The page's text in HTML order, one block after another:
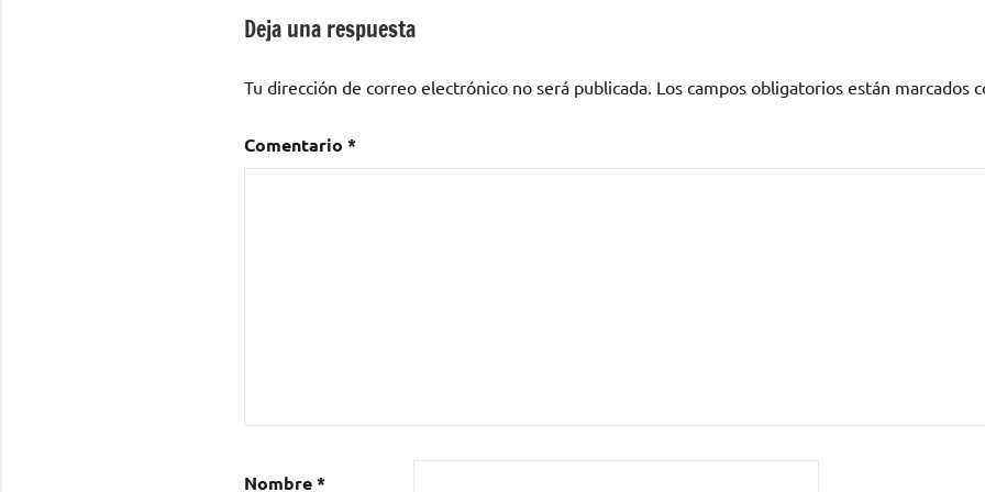
entradas
Deja una respuesta
Tu dirección de correo electrónico no será publicada. Los campos obligatorios están marcados
Comentario *
Nombre*